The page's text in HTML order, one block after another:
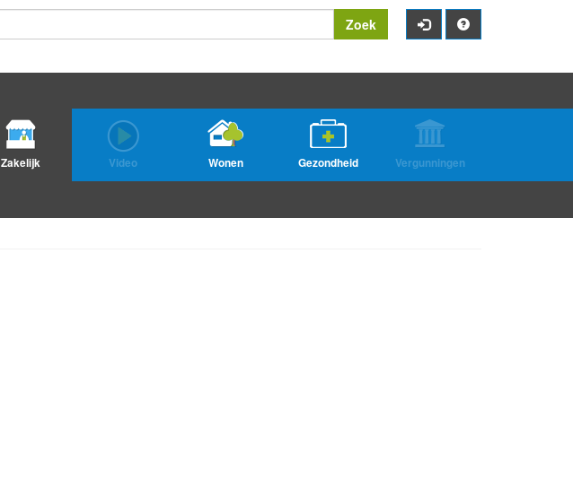
Zoek
Zakelijk Video Wonen Gezondheid Vergunningen